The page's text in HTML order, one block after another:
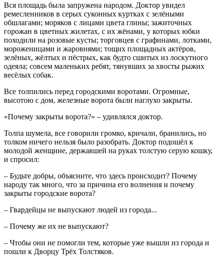
Вся площадь была запружена народом. Доктор увидел
ремесленников в серых суконных куртках с зелёными
обшлагами; моряков с лицами цвета глины; зажиточных
горожан в цветных жилетах, с их жёнами, у которых юбки
походили на розовые кусты; торговцев с графинами, лотками,
мороженицами и жаровнями; тощих площадных актёров,
зелёных, жёлтых и пёстрых, как будто сшитых из лоскутного
одеяла; совсем маленьких ребят, тянувших за хвосты рыжих
весёлых собак.
Все толпились перед городскими воротами. Огромные,
высотою с дом, железные ворота были наглухо закрыты.
«Почему закрыты ворота?» – удивлялся доктор.
Толпа шумела, все говорили громко, кричали, бранились, но
толком ничего нельзя было разобрать. Доктор подошёл к
молодой женщине, державшей на руках толстую серую кошку,
и спросил:
– Будьте добры, объясните, что здесь происходит? Почему
народу так много, что за причина его волнения и почему
закрыты городские ворота?
– Гвардейцы не выпускают людей из города...
– Почему же их не выпускают?
– Чтобы они не помогли тем, которые уже вышли из города и
пошли к Дворцу Трёх Толстяков.